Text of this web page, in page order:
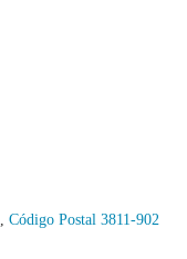
, Código Postal 3811-902